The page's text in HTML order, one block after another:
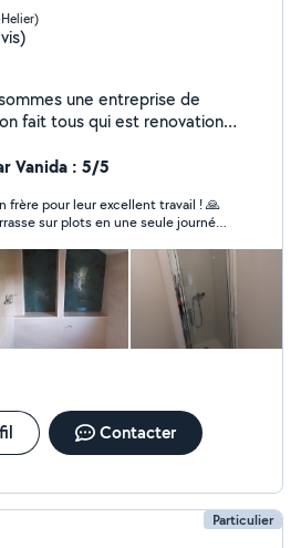
Helier)
une entreprise de
fait tous qui est renovation
Vanida : 5/5
frère pour leur excellent travail ! 🙏
sur plots en une seule journée,
vous. Je suis ravie du rendu et je
services ! 👌
Contacter
Particulier